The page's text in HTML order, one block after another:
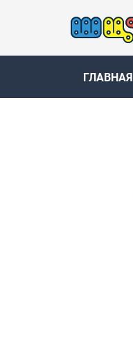
ГЛАВНАЯ